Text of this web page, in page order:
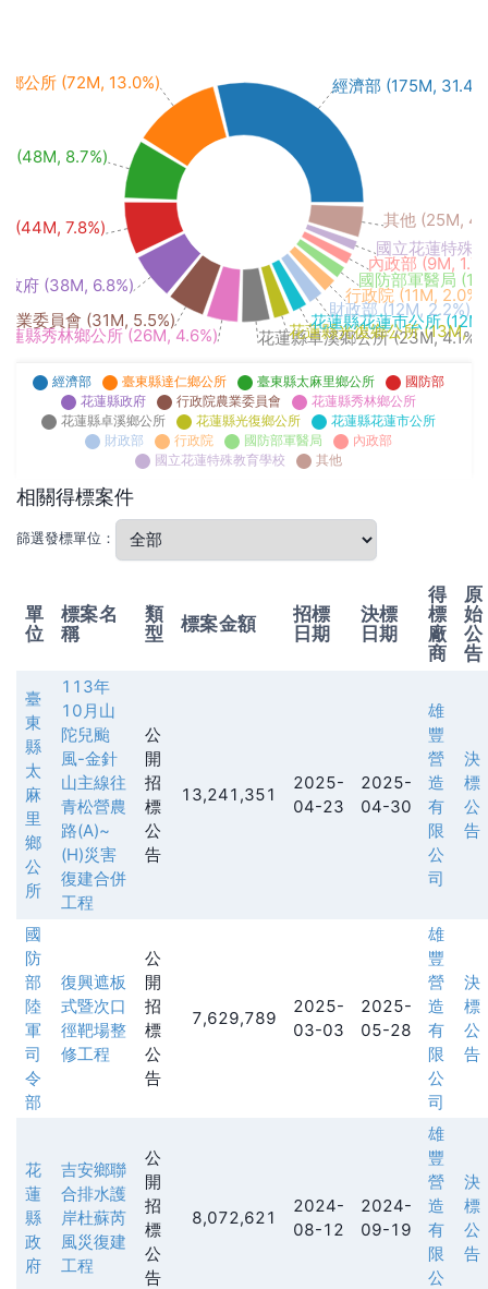
經濟部 (175M,
鄉公所 (72M, 13.0%)
(48M, 8.7%)
(44M, 7.8%)
政府 (38M, 6.8%)
業委員會 (31M, 5.5%)
蓮縣秀林鄉公所 (26M, 4.6%) 花蓮縣卓溪鄉公所 (23M, 4.1%)
花蓮縣光復鄉公所 (13M,
花蓮縣花蓮市公所
財政部 (12M, 2.2%)
行政院 (11M, 2.0%)
國防部軍醫局
內政部 (9M,
國立花蓮特殊
其他 (25M,
經濟部 臺東縣達仁鄉公所 臺東縣太麻里鄉公所
國防部
花蓮縣政府
行政院農業委員會
花蓮縣秀林鄉公所
花蓮縣卓溪鄉公所
花蓮縣光復鄉公所
花蓮縣花蓮市公所
財政部
行政院 國防部軍醫局
內政部
國立花蓮特殊教育學校
其他
相關得標案件
篩選發標單位：
單
位
標案名
稱
類
型
標案金額
招標
日期
決標
日期
得
標
廠
商
原
始
公
告
臺
東
縣
太
麻
里
鄉
公
所
113年
10月山
陀兒颱
風-金針
山主線往
青松營農
路(A)~
(H)災害
復建合併
工程
公
開
招
標
公
告
13,241,351
2025-
04-23
2025-
04-30
雄
豐
營
造
有
限
公
司
決
標
公
告
國
防
部
陸
軍
司
令
部
復興遮板
式暨次口
徑靶場整
修工程
公
開
招
標
公
告
7,629,789
2025-
03-03
2025-
05-28
雄
豐
營
造
有
限
公
司
決
標
公
告
花
蓮
縣
政
府
吉安鄉聯
合排水護
岸杜蘇芮
風災復建
工程
公
開
招
標
公
告
8,072,621
2024-
08-12
2024-
09-19
雄
豐
營
造
有
限
公
決
標
公
告